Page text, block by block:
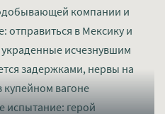
компании и
отправиться в Мексику и
исчезнувшим
задержками, нервы на
купейном вагоне
испытание: герой